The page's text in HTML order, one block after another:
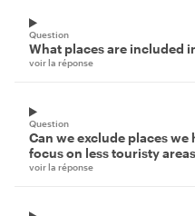
Question
What places are included
voir la réponse
Question
Can we exclude places
focus on less touristy
voir la réponse